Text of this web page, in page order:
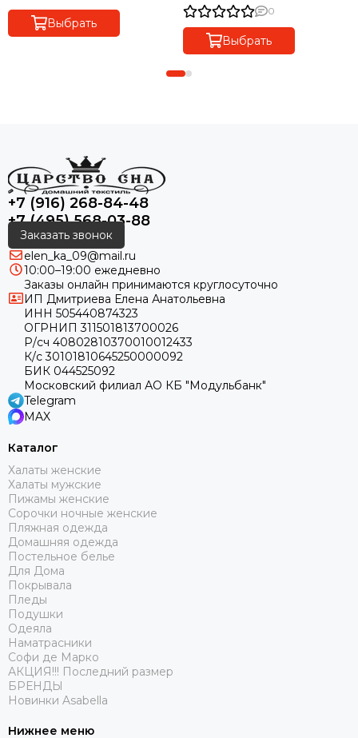
Выбрать
0
Выбрать
+7 (916) 268-84-48
+7 (495) 568-03-88
Заказать звонок
elen_ka_09@mail.ru
10:00–19:00 ежедневно
Заказы онлайн принимаются круглосуточно
ИП Дмитриева Елена Анатольевна
ИНН 505440874323
ОГРНИП 311501813700026
Р/сч 40802810370010012433
К/с 30101810645250000092
БИК 044525092
Московский филиал АО КБ "Модульбанк"
Telegram
MAX
Каталог
Халаты женские
Халаты мужские
Пижамы женские
Сорочки ночные женские
Пляжная одежда
Домашняя одежда
Постельное белье
Для Дома
Покрывала
Пледы
Подушки
Одеяла
Наматрасники
Софи де Марко
АКЦИЯ!!! Последний размер
БРЕНДЫ
Новинки Asabella
Нижнее меню